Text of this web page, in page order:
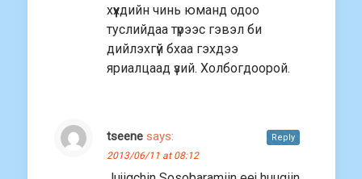
хүүхдийн чинь юманд одоо
туслийдаа түрээс гэвэл би
дийлэхгүй бхаа гэхдээ
яриалцаад үзий. Холбогдоорой.
tseene says:
2013/06/11 at 08:12
Reply